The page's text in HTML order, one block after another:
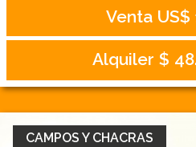
Venta US$
Alquiler $
CAMPOS Y CHACRAS